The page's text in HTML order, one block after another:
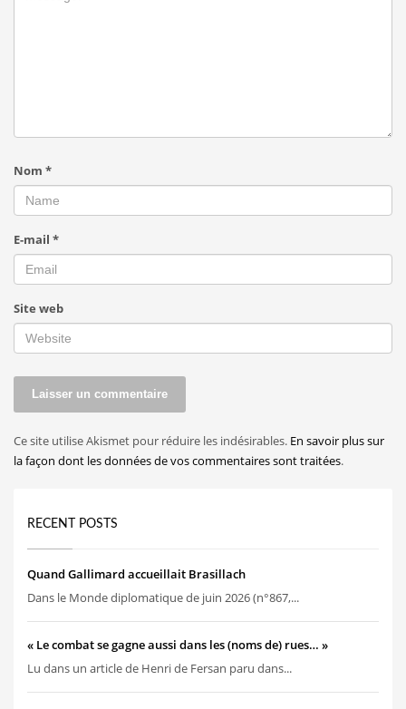
Nom *
E-mail *
Site web
Ce site utilise Akismet pour réduire les indésirables. En savoir plus sur
la façon dont les données de vos commentaires sont traitées.
RECENT POSTS
Quand Gallimard accueillait Brasillach
Dans le Monde diplomatique de juin 2026 (n°867,...
« Le combat se gagne aussi dans les (noms de) rues… »
Lu dans un article de Henri de Fersan paru dans...